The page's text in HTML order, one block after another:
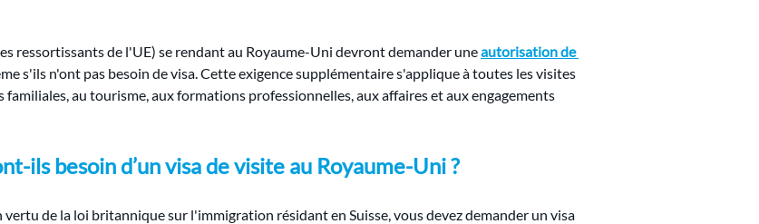
ressortissants de l'UE) se rendant au Royaume-Uni devront demander une autorisation de
s'ils n'ont pas besoin de visa. Cette exigence supplémentaire s'applique à toutes les visites
familiales, au tourisme, aux formations professionnelles, aux affaires et aux engagements
ils besoin d’un visa de visite au Royaume-Uni ?
vertu de la loi britannique sur l'immigration résidant en Suisse, vous devez demander un visa